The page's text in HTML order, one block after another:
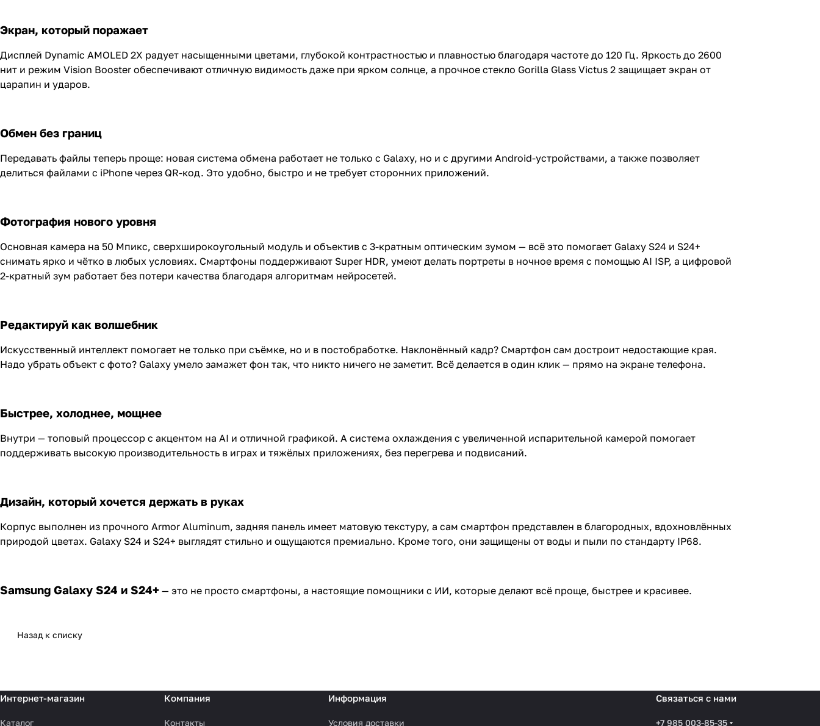
Экран, который поражает
Дисплей Dynamic AMOLED 2X радует насыщенными цветами, глубокой контрастностью и плавностью благодаря частоте до 120 Гц. Яркость до 2600
нит и режим Vision Booster обеспечивают отличную видимость даже при ярком солнце, а прочное стекло Gorilla Glass Victus 2 защищает экран от
царапин и ударов.
Обмен без границ
Передавать файлы теперь проще: новая система обмена работает не только с Galaxy, но и с другими Android-устройствами, а также позволяет
делиться файлами с iPhone через QR-код. Это удобно, быстро и не требует сторонних приложений.
Фотография нового уровня
Основная камера на 50 Мпикс, сверхширокоугольный модуль и объектив с 3-кратным оптическим зумом — всё это помогает Galaxy S24 и S24+
снимать ярко и чётко в любых условиях. Смартфоны поддерживают Super HDR, умеют делать портреты в ночное время с помощью AI ISP, а цифровой
2-кратный зум работает без потери качества благодаря алгоритмам нейросетей.
Редактируй как волшебник
Искусственный интеллект помогает не только при съёмке, но и в постобработке. Наклонённый кадр? Смартфон сам достроит недостающие края.
Надо убрать объект с фото? Galaxy умело замажет фон так, что никто ничего не заметит. Всё делается в один клик — прямо на экране телефона.
Быстрее, холоднее, мощнее
Внутри — топовый процессор с акцентом на AI и отличной графикой. А система охлаждения с увеличенной испарительной камерой помогает
поддерживать высокую производительность в играх и тяжёлых приложениях, без перегрева и подвисаний.
Дизайн, который хочется держать в руках
Корпус выполнен из прочного Armor Aluminum, задняя панель имеет матовую текстуру, а сам смартфон представлен в благородных, вдохновлённых
природой цветах. Galaxy S24 и S24+ выглядят стильно и ощущаются премиально. Кроме того, они защищены от воды и пыли по стандарту IP68.
Samsung Galaxy S24 и S24+ — это не просто смартфоны, а настоящие помощники с ИИ, которые делают всё проще, быстрее и красивее.
Назад к списку
Интернет-магазин
Каталог
Компания
Контакты
Информация
Условия доставки
Связаться с нами
+7 985 003-85-35